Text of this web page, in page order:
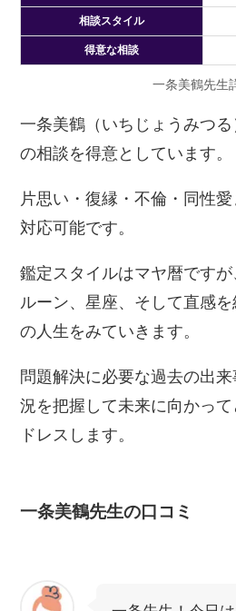
相談スタイル
得意な相談
一条美鶴先生
一条美鶴（いちじょうみつ
の相談を得意としています。
片思い・復縁・不倫・同性
対応可能です。
鑑定スタイルはマヤ暦ですが
ルーン、星座、そして直感
の人生をみていきます。
問題解決に必要な過去の出
況を把握して未来に向かっ
ドレスします。
一条美鶴先生の口コミ